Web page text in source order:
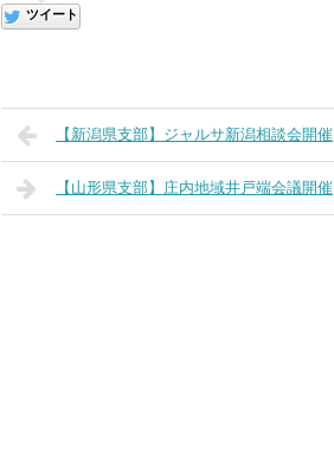
ツイート
【新潟県支部】ジャルサ新潟相談会開催
【山形県支部】庄内地域井戸端会議開催